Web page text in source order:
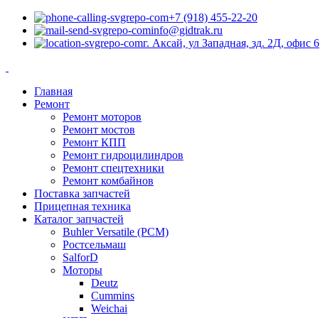
+7 (918) 455-22-20
info@gidtrak.ru
г. Аксай, ул Западная, зд. 2Д, офис 6
Главная
Ремонт
Ремонт моторов
Ремонт мостов
Ремонт КПП
Ремонт гидроцилиндров
Ремонт спецтехники
Ремонт комбайнов
Поставка запчастей
Прицепная техника
Каталог запчастей
Buhler Versatile (РСМ)
Ростсельмаш
SalforD
Моторы
Deutz
Cummins
Weichai